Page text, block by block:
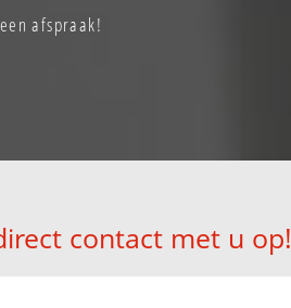
afspraak!
contact met u op!